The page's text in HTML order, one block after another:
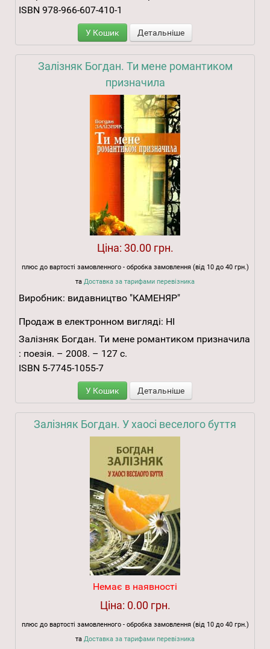
ISBN 978-966-607-410-1
У Кошик Детальніше
Залізняк Богдан. Ти мене романтиком
призначила
Ціна: 30.00 грн.
плюс до вартості замовленного - обробка замовлення (від 10 до 40 грн.)
та Доставка за тарифами перевізника
Виробник: видавництво "КАМЕНЯР"
Продаж в електронном вигляді: НІ
Залізняк Богдан. Ти мене романтиком призначила
: поезія. – 2008. – 127 с.
ISBN 5-7745-1055-7
У Кошик Детальніше
Залізняк Богдан. У хаосі веселого буття
Немає в наявності
Ціна: 0.00 грн.
плюс до вартості замовленного - обробка замовлення (від 10 до 40 грн.)
та Доставка за тарифами перевізника